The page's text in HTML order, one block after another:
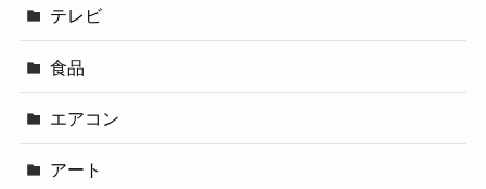
テレビ
食品
エアコン
アート